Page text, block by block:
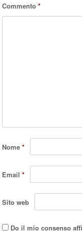
Commento*
Nome*
Email*
Sito web
Do il mio consenso